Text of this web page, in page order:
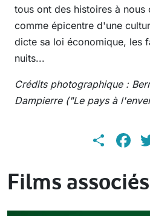
tous ont des histoires à nous
comme épicentre d'une
dicte sa loi économique, les
nuits...
Crédits photographique :
Dampierre ("Le pays à
Films associés